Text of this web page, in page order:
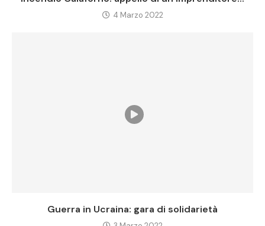
4 Marzo 2022
Guerra in Ucraina: gara di solidarietà